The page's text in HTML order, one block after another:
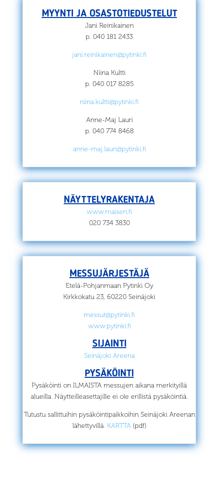
MYYNTI JA OSASTOTIEDUSTELUT
Jani Reinikainen
p. 040 181 2433
jani.reinikainen@pytinki.fi
Niina Kultti
p. 040 017 8285
niina.kultti@pytinki.fi
Anne-Maj Lauri
p. 040 774 8468
anne-maj.lauri@pytinki.fi
NÄYTTELYRAKENTAJA
www.maiseri.fi
020 734 3830
MESSUJÄRJESTÄJÄ
Etelä-Pohjanmaan Pytinki Oy
Kirkkokatu 23, 60220 Seinäjoki
messut@pytinki.fi
www.pytinki.fi
SIJAINTI
Seinäjoki Areena
PYSÄKÖINTI
Pysäköinti on ILMAISTA messujen aikana merkityillä
alueilla. Näytteilleasettajille ei ole erillistä pysäköintiä.
Tutustu sallittuihin pysäköintipaikkoihin Seinäjoki Areenan
lähettyvillä. KARTTA (pdf)